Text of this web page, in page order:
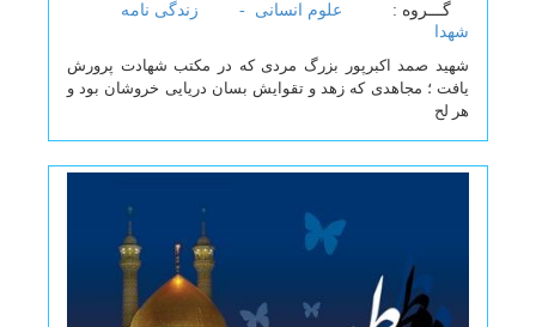
گـــروه : علوم انسانی -
زندگی نامه
شهدا
شهید صمد اکبرپور بزرگ مردی که در مکتب شهادت پرورش
یافت ؛ مجاهدی که زهد و تقوایش بسان دریایی خروشان بود و
هر لح